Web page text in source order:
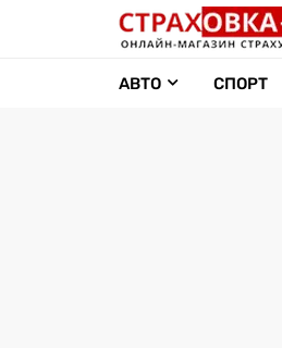
АВТО СПОРТ